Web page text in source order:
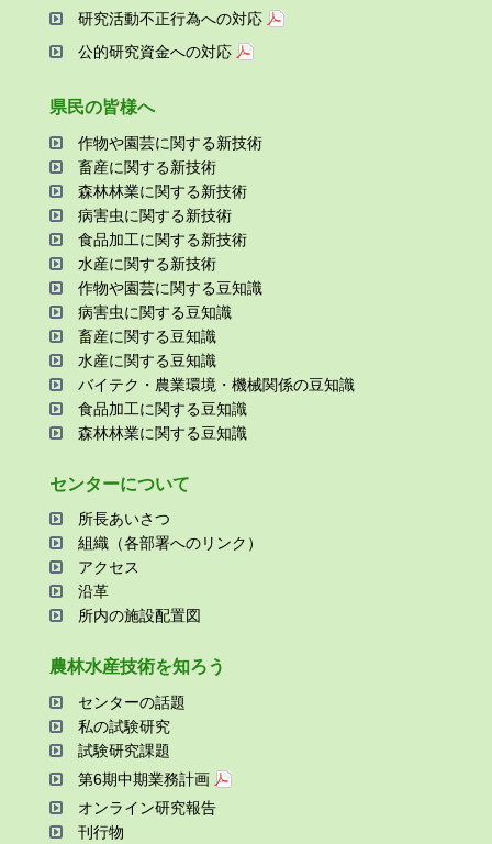
研究活動不正⾏為への対応
公的研究資金への対応
県⺠の皆様へ
作物や園芸に関する新技術
畜産に関する新技術
森林林業に関する新技術
病害⾍に関する新技術
⾷品加⼯に関する新技術
⽔産に関する新技術
作物や園芸に関する⾖知識
病害⾍に関する⾖知識
畜産に関する⾖知識
⽔産に関する⾖知識
バイテク・農業環境・機械関係の⾖知識
⾷品加⼯に関する⾖知識
森林林業に関する⾖知識
センターについて
所⻑あいさつ
組織（各部署へのリンク）
アクセス
沿⾰
所内の施設配置図
農林⽔産技術を知ろう
センターの話題
私の試験研究
試験研究課題
第6期中期業務計画
オンライン研究報告
刊⾏物